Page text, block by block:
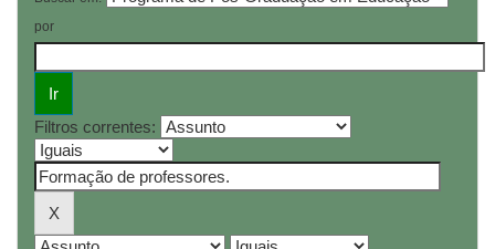
por
Filtros correntes: